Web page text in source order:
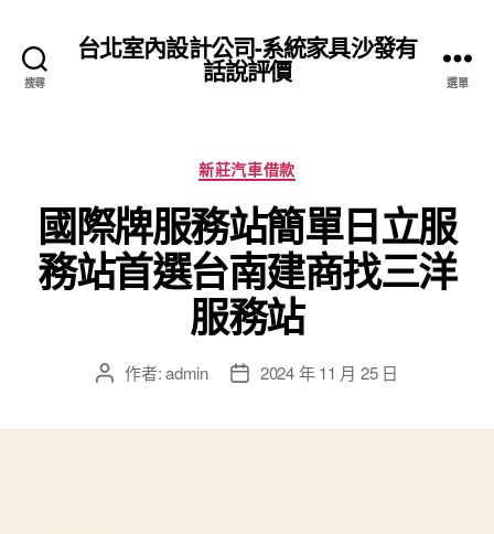
搜尋
台北室內設計公司-系統家具沙發有
話說評價 選單
分
類
新莊汽車借款
國際牌服務站簡單日立服
務站首選台南建商找三洋
服務站
文 作者:admin
文 2024 年 11 月 25 日